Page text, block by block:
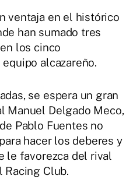
ventaja en el histórico
han sumado tres
los cinco
alcazareño.
se espera un gran
Manuel Delgado Meco,
Pablo Fuentes no
hacer los deberes y
le favorezca del rival
Racing Club.